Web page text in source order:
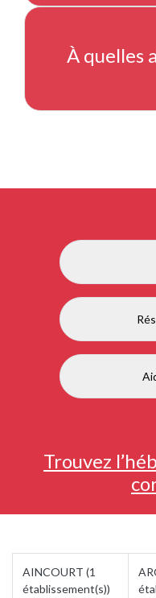
À quelles
Trouvez
AINCOURT (1
établissement(s))